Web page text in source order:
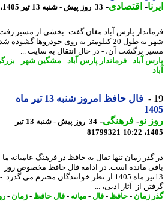
-اقتصادی-33 روز پیش - شنبه 13 تیر 1405، 22:00
پارس آباد مغان گفت: بخشی از مسیر رفت
شهر به طول 20 کیلومتر به روی خودروها گشوده
برگشت آن، - در ﺣﺎل اﻧﺘﻘﺎل ﺑﻪ ﺳﺎﯾﺖ ...
آباد- فرماندار پارس آباد- مشگین شهر -بزرگراه-
فال حافظ امروز شنبه 13 تیر ماه
نو- فرهنگی-
34 روز پیش - شنبه 13 تیر
81799321
زمان تنها تفال به حافظ در فرهنگ عامیانه ما
مانده است. در ادامه فال حافظ مخصوص روز
13تیر ماه 1405 از نظر خوانندگان محترم می
از آثار ادبی، ...
زمان -حافظ-فال-میانه-فال حافظ-زمان -روی